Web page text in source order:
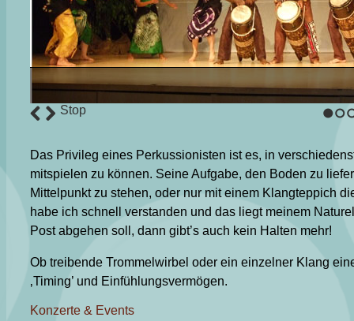
Stop
Das Privileg eines Perkussionisten ist es, in
mitspielen zu können. Seine Aufgabe, den Boden zu
Mittelpunkt zu stehen, oder nur mit einem Klangteppich
habe ich schnell verstanden und das liegt meinem
Post abgehen soll, dann gibt’s auch kein Halten mehr!
Ob treibende Trommelwirbel oder ein einzelner Klang
‚Timing’ und Einfühlungsvermögen.
Konzerte & Events